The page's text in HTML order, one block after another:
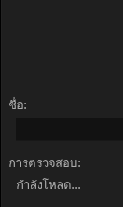
ชื่อ:
การตรวจสอบ:
กำลังโหลด...